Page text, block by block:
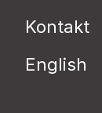
Kontakt
English